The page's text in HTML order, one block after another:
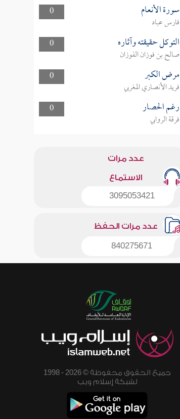
0
سورة الأنعام
فارس عباد
0
التوكل حقيقته وآثاره
صالح بن فوزان الفوزان
0
مرض الكبر
فريد الأنصاري المغربي
0
رغم الحصار
فرقة الروابي
عدد مرات
الاستماع
3095053421
عدد مرات الحفظ
840275671
جميع الحقوق محفوظة © 2026 - 1998
لشبكة إسلام ويب